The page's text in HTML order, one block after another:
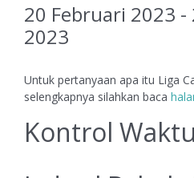
20 Februari 2023 -
2023
Untuk pertanyaan apa itu Liga
selengkapnya silahkan baca
Kontrol